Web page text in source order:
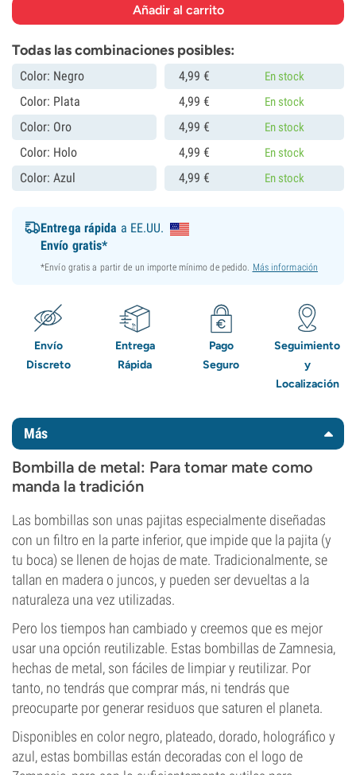
Todas las combinaciones posibles:
Color: Negro 4,99 € En stock
Color: Plata 4,99 € En stock
Color: Oro 4,99 € En stock
Color: Holo 4,99 € En stock
Color: Azul 4,99 € En stock
Entrega rápida a EE.UU.
Envío gratis*
*Envío gratis a partir de un importe mínimo de pedido. Más información
Envío
Discreto
Entrega
Rápida
Pago
Seguro
Seguimiento
y
Localización
Más
Bombilla de metal: Para tomar mate como
manda la tradición
Las bombillas son unas pajitas especialmente diseñadas
con un filtro en la parte inferior, que impide que la pajita (y
tu boca) se llenen de hojas de mate. Tradicionalmente, se
tallan en madera o juncos, y pueden ser devueltas a la
naturaleza una vez utilizadas.
Pero los tiempos han cambiado y creemos que es mejor
usar una opción reutilizable. Estas bombillas de Zamnesia,
hechas de metal, son fáciles de limpiar y reutilizar. Por
tanto, no tendrás que comprar más, ni tendrás que
preocuparte por generar residuos que saturen el planeta.
Disponibles en color negro, plateado, dorado, holográfico y
azul, estas bombillas están decoradas con el logo de